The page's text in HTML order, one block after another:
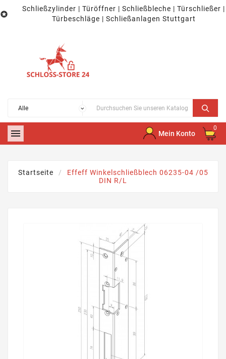

Schließzylinder | Türöffner | Schließbleche | Türschließer |
Türbeschläge | Schließanlagen Stuttgart
 Mein Konto
0
Startseite
Effeff Winkelschließblech 06235-04 /05
DIN R/L